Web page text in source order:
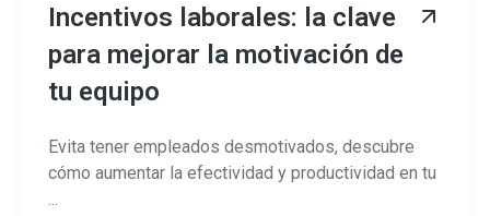
Incentivos laborales: la clave
para mejorar la motivación de
tu equipo
Evita tener empleados desmotivados, descubre
cómo aumentar la efectividad y productividad en tu
...